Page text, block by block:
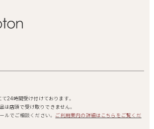
24時間受け付けております。
は店頭で受け取りできません。
ルでご相談ください。 ご利用案内の詳細はこちらをご覧くだ